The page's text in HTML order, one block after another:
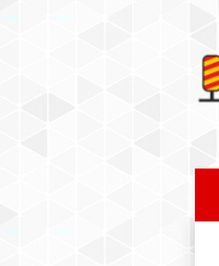
m
n
o